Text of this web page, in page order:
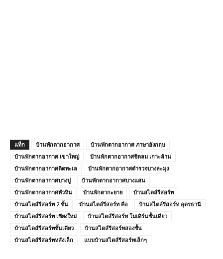
แท็ก บ้านพักตากอากาศ
บ้านพักตากอากาศ ภาษาอังกฤษ
บ้านพักตากอากาศ เขาใหญ่
บ้านพักตากอากาศชิดลม เกาะล้าน
บ้านพักตากอากาศติดทะเล
บ้านพักตากอากาศตํารวจบางละมุง
บ้านพักตากอากาศบางปู
บ้านพักตากอากาศบางแสน
บ้านพักตากอากาศหัวหิน
บ้านพักตากะยาย
บ้านสไตล์รีสอร์ท
บ้านสไตล์รีสอร์ท 2 ชั้น
บ้านสไตล์รีสอร์ท คือ
บ้านสไตล์รีสอร์ท อุดรธานี
บ้านสไตล์รีสอร์ท เชียงใหม่
บ้านสไตล์รีสอร์ท โมเดิร์นชั้นเดียว
บ้านสไตล์รีสอร์ทชั้นเดียว
บ้านสไตล์รีสอร์ทสองชั้น
บ้านสไตล์รีสอร์ทหลังเล็ก
แบบบ้านสไตล์รีสอร์ทเล็กๆ